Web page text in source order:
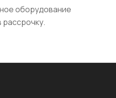
оборудование
рассрочку.